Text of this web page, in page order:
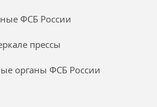
ФСБ России
прессы
органы ФСБ России